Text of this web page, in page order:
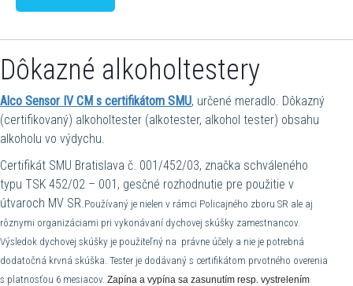
Dôkazné alkoholtestery
Alco Sensor IV CM s certifikátom SMU, určené meradlo. Dôkazný
(certifikovaný) alkoholtester (alkotester, alkohol tester) obsahu
alkoholu vo výdychu.
Certifikát SMU Bratislava č. 001/452/03, značka schváleného
typu TSK 452/02 – 001, gesčné rozhodnutie pre použitie v
útvaroch MV SR.Používaný je nielen v rámci Policajného zboru SR ale aj
rôznymi organizáciami pri vykonávaní dychovej skúšky zamestnancov.
Výsledok dychovej skúšky je použiteľný na právne účely a nie je potrebná
dodatočná krvná skúška. Tester je dodávaný s certifikátom prvotného overenia
s platnosťou 6 mesiacov. Zapína a vypína sa zasunutím resp. vystrelením